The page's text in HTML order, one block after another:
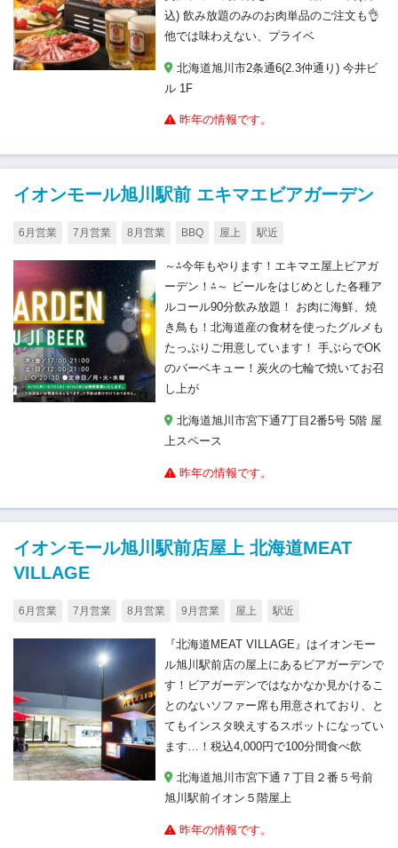
込) 飲み放題のみのお肉単品のご注文も👌
他では味わえない、プライベ
北海道旭川市2条通6(2.3仲通り) 今井ビ
ル 1F
昨年の情報です。
イオンモール旭川駅前 エキマエビアガーデン
6月営業 7月営業 8月営業 BBQ 屋上 駅近
～⁂今年もやります！エキマエ屋上ビアガ
ーデン！⁂～ ビールをはじめとした各種ア
ルコール90分飲み放題！ お肉に海鮮、焼
き鳥も！北海道産の食材を使ったグルメも
たっぷりご用意しています！ 手ぶらでOK
のバーベキュー！炭火の七輪で焼いてお召
し上が
北海道旭川市宮下通7丁目2番5号 5階 屋
上スペース
昨年の情報です。
イオンモール旭川駅前店屋上 北海道MEAT
VILLAGE
6月営業 7月営業 8月営業 9月営業 屋上 駅近
『北海道MEAT VILLAGE』はイオンモー
ル旭川駅前店の屋上にあるビアガーデンで
す！ビアガーデンではなかなか見かけるこ
とのないソファー席も用意されており、と
てもインスタ映えするスポットになってい
ます…！税込4,000円で100分間食べ飲
北海道旭川市宮下通７丁目２番５号前
旭川駅前イオン５階屋上
昨年の情報です。